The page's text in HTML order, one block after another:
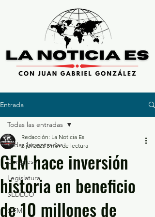
Entrada
Todas las entradas
Congreso
Legislatura
SEDECO
GEM
Todas las entradas
GEM hace inversión
historia en beneficio
de 10 millones de
Redacción: La Noticia Es
2 jul 2025 3 min de lectura